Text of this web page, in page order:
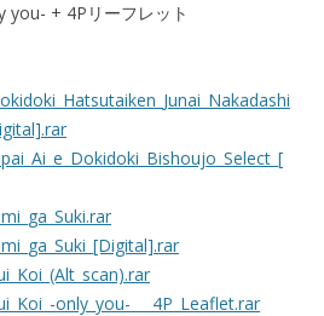
you- + 4Pリーフレット
only_you-___4P_Leaflet.rar